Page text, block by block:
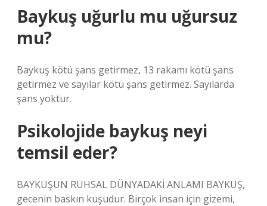
Baykuş uğurlu mu uğursuz
mu?
Baykuş kötü şans getirmez, 13 rakamı kötü şans
getirmez ve sayılar kötü şans getirmez. Sayılarda
şans yoktur.
Psikolojide baykuş neyi
temsil eder?
BAYKUŞUN RUHSAL DÜNYADAKİ ANLAMI BAYKUŞ,
gecenin baskın kuşudur. Birçok insan için gizemi,